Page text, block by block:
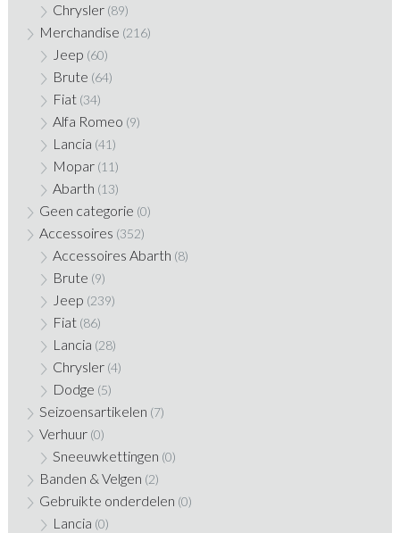
Chrysler (89)
Merchandise (216)
Jeep (60)
Brute (64)
Fiat (34)
Alfa Romeo (9)
Lancia (41)
Mopar (11)
Abarth (13)
Geen categorie (0)
Accessoires (352)
Accessoires Abarth (8)
Brute (9)
Jeep (239)
Fiat (86)
Lancia (28)
Chrysler (4)
Dodge (5)
Seizoensartikelen (7)
Verhuur (0)
Sneeuwkettingen (0)
Banden & Velgen (2)
Gebruikte onderdelen (0)
Lancia (0)